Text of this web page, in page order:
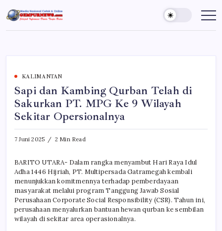
to
content
Gempur
News
Jelajah
Dunia
KALIMANTAN
Sapi dan Kambing Qurban Telah di
Sakurkan PT. MPG Ke 9 Wilayah
Sekitar Opersionalnya
7 Juni 2025 2 Min Read
BARITO UTARA- Dalam rangka menyambut Hari Raya Idul
Adha 1446 Hijriah, PT. Multipersada Gatramegah kembali
menunjukkan komitmennya terhadap pemberdayaan
masyarakat melalui program Tanggung Jawab Sosial
Perusahaan Corporate Social Responsibility (CSR). Tahun ini,
perusahaan menyalurkan bantuan hewan qurban ke sembilan
wilayah di sekitar area operasionalnya.